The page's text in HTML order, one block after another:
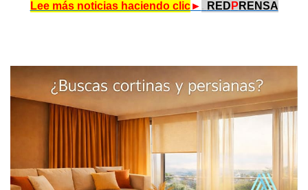
Lee más noticias haciendo clic► RED P RENSA